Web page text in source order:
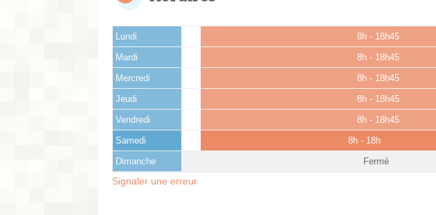
Lundi 8h - 18h45
Mardi 8h - 18h45
Mercredi 8h - 18h45
Jeudi 8h - 18h45
Vendredi 8h - 18h45
Samedi 8h - 18h
Dimanche Fermé
Signaler une erreur